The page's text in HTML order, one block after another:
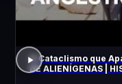
O Cataclismo que
DE ALIENÍGENAS |